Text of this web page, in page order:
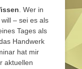
. Wer in
– sei es als
Tages als
Handwerk
hat mir
aktuellen